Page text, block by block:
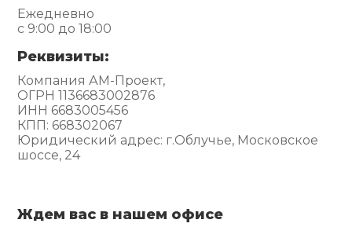
Ежедневно
с 9:00 до 18:00
Реквизиты:
Компания АМ-Проект,
ОГРН 1136683002876
ИНН 6683005456
КПП: 668302067
Юридический адрес: г.Облучье, Московское
шоссе, 24
Ждем вас в нашем офисе